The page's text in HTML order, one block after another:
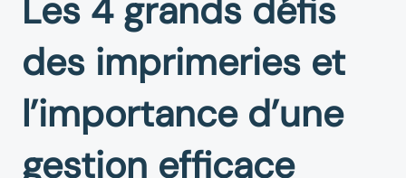
Les 4 grands défis
des imprimeries et
l’importance d’une
gestion efficace